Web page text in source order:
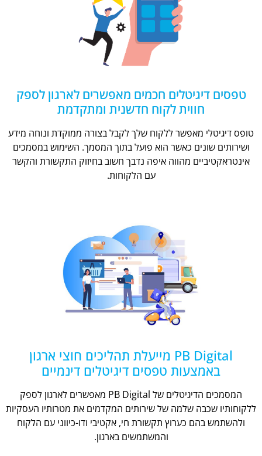
טפסים דיגיטלים חכמים מאפשרים לארגון לספק
חווית לקוח חדשנית ומתקדמת
טופס דיגיטלי מאפשר ללקוח שלך לקבל בצורה ממוקדת ונוחה מידע
ושירותים שונים כאשר הוא פועל בתוך המסמך. השימוש במסמכים
אינטראקטיביים מהווה איפה נדבך חשוב בחיזוק התקשורת והקשר
עם הלקוחות.
PB Digital מייעלת תהליכים חוצי ארגון
באמצעות טפסים דיגיטלים דינמיים
המסמכים הדיגיטלים של PB Digital מאפשרים לארגון לספק
ללקוחותיו שכבה שלמה של שירותים המקדמים את מטרותיו העסקיות
ולהשתמש בהם כערוץ תקשורת חי, אקטיבי ודו-כיווני עם הלקוח
והמשתמשים בארגון.